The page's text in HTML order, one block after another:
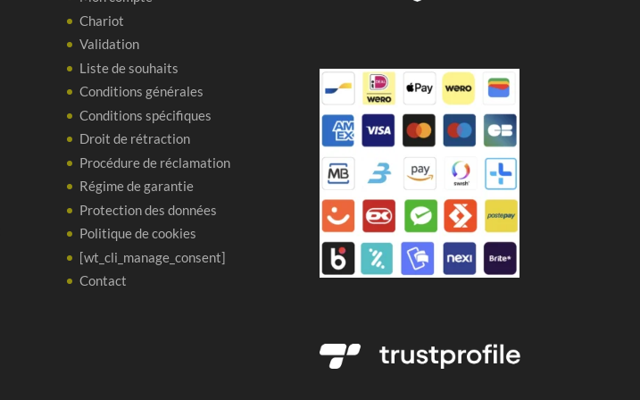
Chariot
Validation
Liste de souhaits
Conditions générales
Conditions spécifiques
Droit de rétraction
Procédure de réclamation
Régime de garantie
Protection des données
Politique de cookies
[wt_cli_manage_consent]
Contact